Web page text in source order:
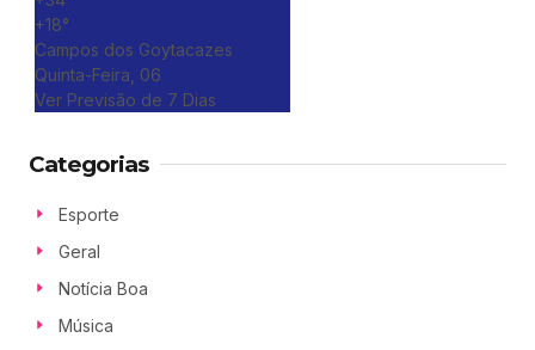
+18°
Campos dos Goytacazes
Quinta-Feira, 06
Ver Previsão de 7 Dias
Categorias
Esporte
Geral
Notícia Boa
Música